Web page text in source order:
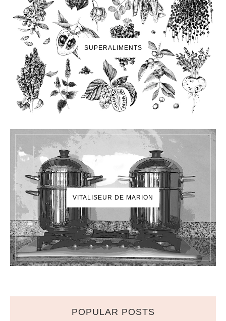
SUPERALIMENTS
VITALISEUR DE MARION
POPULAR POSTS